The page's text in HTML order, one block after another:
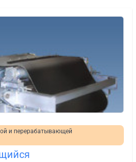
и перерабатывающей